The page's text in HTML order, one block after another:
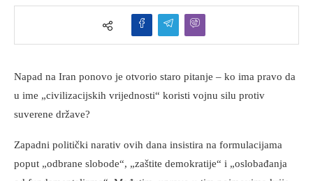
Napad na Iran ponovo je otvorio staro pitanje – ko ima pravo da
u ime „civilizacijskih vrijednosti“ koristi vojnu silu protiv
suverene države?
Zapadni politički narativ ovih dana insistira na formulacijama
poput „odbrane slobode“, „zaštite demokratije“ i „oslobađanja